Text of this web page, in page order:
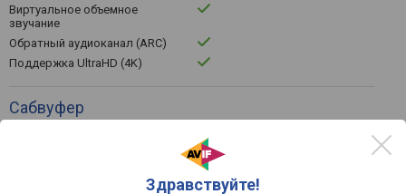
Здравствуйте!
Виртуальное объемное
звучание
Обратный аудиоканал (ARC)
Поддержка UltraHD (4K)
Сабвуфер
фазоинверторного типа
250 мм